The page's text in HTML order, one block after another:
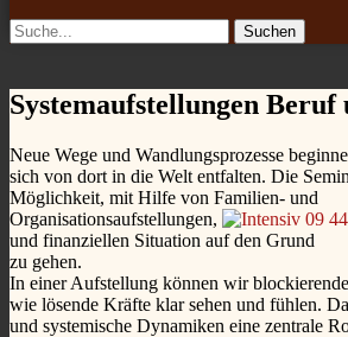
Suchen
Suchen
nach:
Systemaufstellungen Beruf
Neue Wege und Wandlungsprozesse
sich von dort in die Welt entfalten. Die
Möglichkeit, mit Hilfe von Familien- und
Organisationsaufstellungen,
und finanziellen Situation auf den Grund
zu gehen.
In einer Aufstellung können wir
wie lösende Kräfte klar sehen und fühlen.
und systemische Dynamiken eine zentrale